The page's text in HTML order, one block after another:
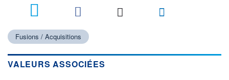
Fusions / Acquisitions
VALEURS ASSOCIÉES